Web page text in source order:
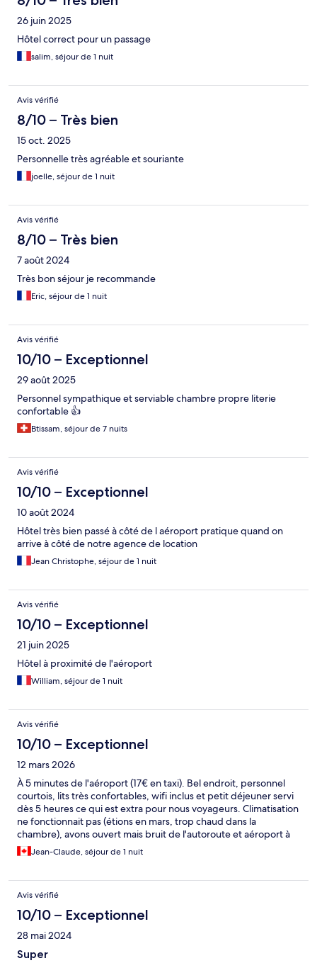
26 juin 2025
Hôtel correct pour un passage
salim, séjour de 1 nuit
Avis vérifié
8/10 – Très bien
15 oct. 2025
Personnelle très agréable et souriante
joelle, séjour de 1 nuit
Avis vérifié
8/10 – Très bien
7 août 2024
Très bon séjour je recommande
Eric, séjour de 1 nuit
Avis vérifié
10/10 – Exceptionnel
29 août 2025
Personnel sympathique et serviable chambre propre literie
confortable 👍
Btissam, séjour de 7 nuits
Avis vérifié
10/10 – Exceptionnel
10 août 2024
Hôtel très bien passé à côté de l aéroport pratique quand on
arrive à côté de notre agence de location
Jean Christophe, séjour de 1 nuit
Avis vérifié
10/10 – Exceptionnel
21 juin 2025
Hôtel à proximité de l'aéroport
William, séjour de 1 nuit
Avis vérifié
10/10 – Exceptionnel
12 mars 2026
À 5 minutes de l'aéroport (17€ en taxi). Bel endroit, personnel
courtois, lits très confortables, wifi inclus et petit déjeuner servi
dès 5 heures ce qui est extra pour nous voyageurs. Climatisation
ne fonctionnait pas (étions en mars, trop chaud dans la
chambre), avons ouvert mais bruit de l'autoroute et aéroport à
proximité nous ont convaincus de refermer. Bon endroit pour la
nuitée précédent le vol.
Jean-Claude, séjour de 1 nuit
Avis vérifié
10/10 – Exceptionnel
28 mai 2024
Super